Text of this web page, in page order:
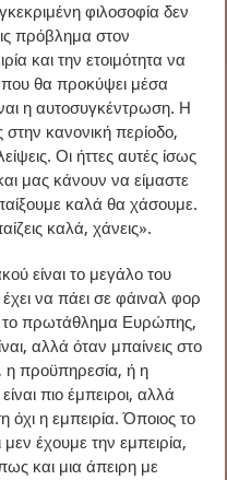
φιλοσοφία δεν
πρόβλημα στον
και την ετοιμότητα να
που θα προκύψει μέσα
η αυτοσυγκέντρωση. Η
κανονική περίοδο,
Οι ήττες αυτές ίσως
μας κάνουν να είμαστε
καλά θα χάσουμε.
καλά, χάνεις».
είναι το μεγάλο του
να πάει σε φάιναλ φορ
το πρωτάθλημα Ευρώπης,
αλλά όταν μπαίνεις στο
η προϋπηρεσία, ή η
πιο έμπειροι, αλλά
όχι η εμπειρία. Όποιος το
έχουμε την εμπειρία,
και μια άπειρη με